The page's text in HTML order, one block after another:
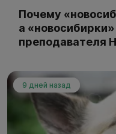
Почему
а
преподавателя
9 дней назад